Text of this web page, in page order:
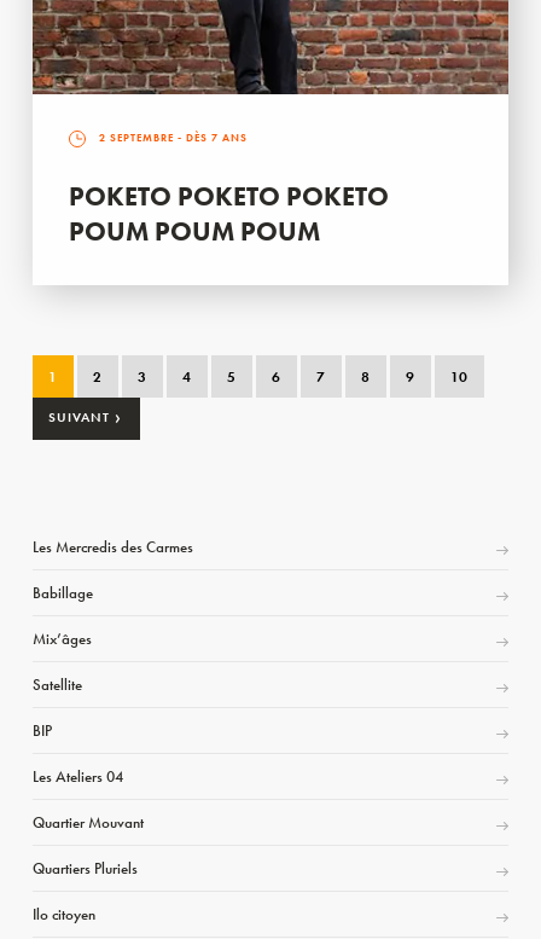
2 SEPTEMBRE - DÈS 7 ANS
POKETO POKETO POKETO
POUM POUM POUM
1 2 3 4 5 6 7 8 9 10
SUIVANT ›
Les Mercredis des Carmes
Babillage
Mix’âges
Satellite
BIP
Les Ateliers 04
Quartier Mouvant
Quartiers Pluriels
Ilo citoyen